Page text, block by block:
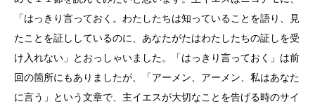
「はっきり言っておく。わたしたちは知っていることを語り、見
たことを証ししているのに、あなたがたはわたしたちの証しを受
け入れない」とおっしゃいました。「はっきり言っておく」は前
回の箇所にもありましたが、「アーメン、アーメン、私はあなた
に言う」という文章で、主イエスが大切なことを告げる時のサイ